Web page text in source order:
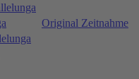
Original Zeitnahme